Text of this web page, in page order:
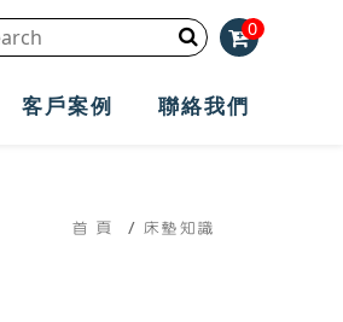
0
客戶案例 聯絡我們
首 頁 床墊知識